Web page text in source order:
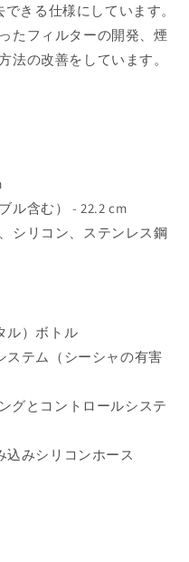
きる仕様にしています。
たフィルターの開発、煙
法の改善をしています。
ル含む） - 22.2 cm
シリコン、ステンレス鋼
ル）ボトル
ステム（シーシャの有害
グとコントロールシステ
込みシリコンホース